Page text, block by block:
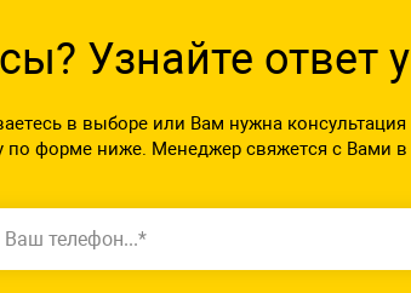
Узнайте ответ
в выборе или Вам нужна консультация
по форме ниже. Менеджер свяжется с Вами